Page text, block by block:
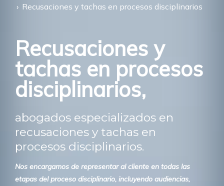
Recusaciones y tachas en procesos disciplinarios
Recusaciones y
tachas en procesos
disciplinarios,
abogados especializados en
recusaciones y tachas en
procesos disciplinarios.
Nos encargamos de representar al cliente en todas las
etapas del proceso disciplinario, incluyendo audiencias,